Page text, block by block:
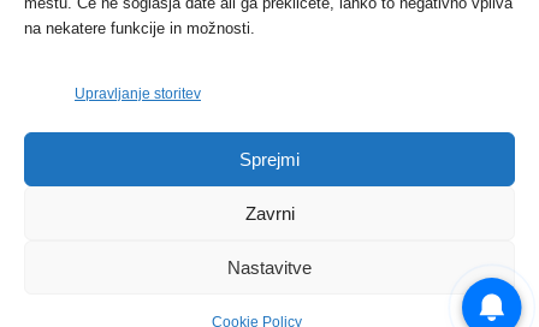
na nekatere funkcije in možnosti.
Upravljanje storitev
Sprejmi
Zavrni
Nastavitve
Cookie Policy
Tožilstvo v Celovcu v korist elektrarnam
Verbund
FOTO: Razstava cvetličarskega mojstra Andreja
Dogodki 27. novembra, 2017